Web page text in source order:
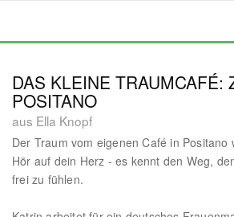
DAS KLEINE TRAUMCAFÉ:
POSITANO
aus Ella Knopf
Der Traum vom eigenen Café in Positano
Hör auf dein Herz - es kennt den Weg,
frei zu fühlen.